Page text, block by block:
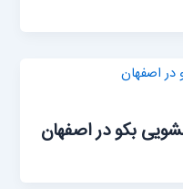
بکو در اصفهان